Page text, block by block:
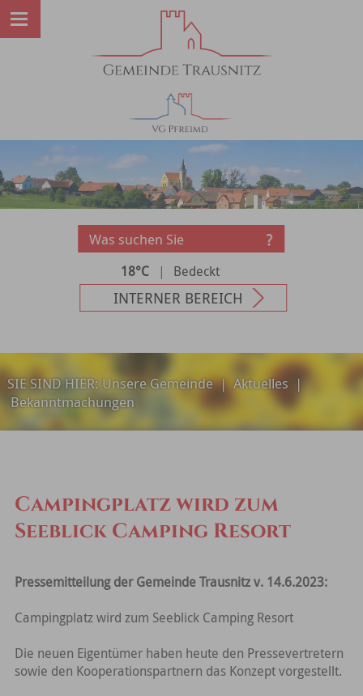
18°C | Bedeckt
INTERNER BEREICH
SIE SIND HIER:Unsere Gemeinde|Aktuelles |
Bekanntmachungen
Campingplatz wird zum
Seeblick Camping Resort
Pressemitteilung der Gemeinde Trausnitz v. 14.6.2023:
Campingplatz wird zum Seeblick Camping Resort
Die neuen Eigentümer haben heute den Pressevertretern
sowie den Kooperationspartnern das Konzept vorgestellt.